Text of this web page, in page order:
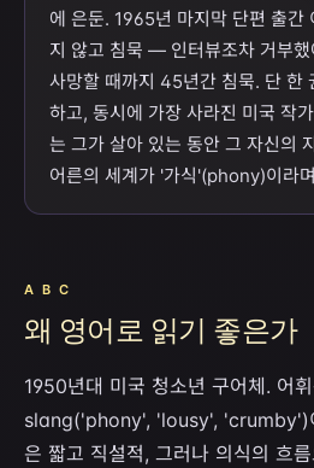
에 은둔. 1965년 마지막 단편 출간
지 않고 침묵 — 인터뷰조차 거부
사망할 때까지 45년간 침묵. 단 한
하고, 동시에 가장 사라진 미국 작
는 그가 살아 있는 동안 그 자신의
어른의 세계가 '가식'(phony)이라
A B C
왜 영어로 읽기 좋은가
1950년대 미국 청소년 구어체. 어
slang('phony', 'lousy', 'crumby')
은 짧고 직설적, 그러나 의식의 흐